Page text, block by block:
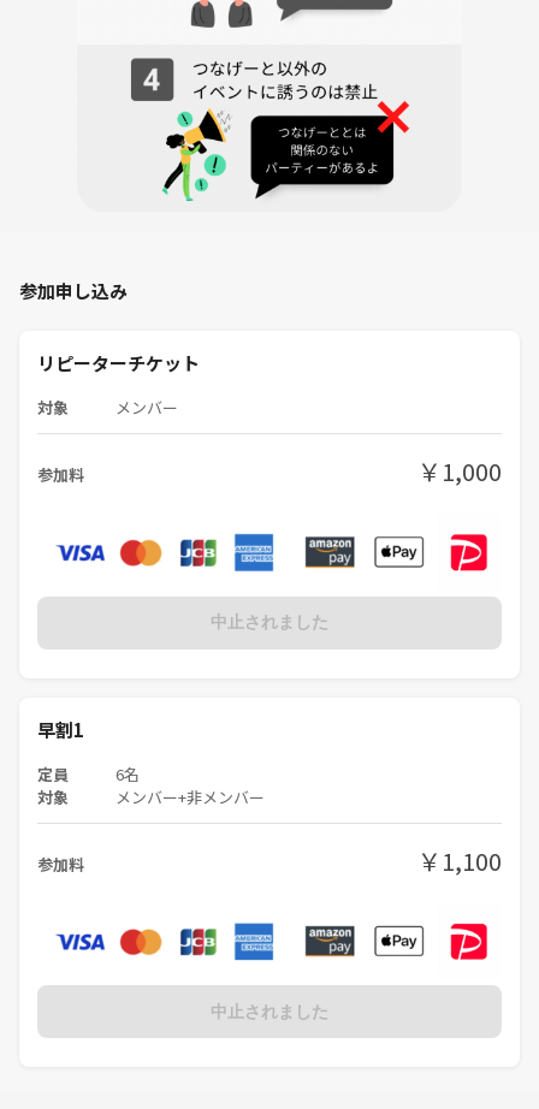
参加申し込み
リピーターチケット
対象 メンバー
参加料 ￥1,000
中止されました
早割1
定員 6名
対象
メンバー+非メンバー
参加料 ￥1,100
中止されました